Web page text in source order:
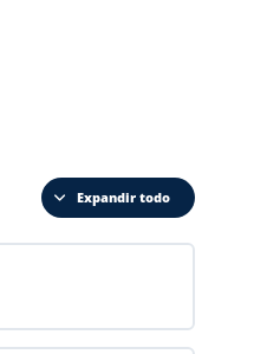
Expandir todo